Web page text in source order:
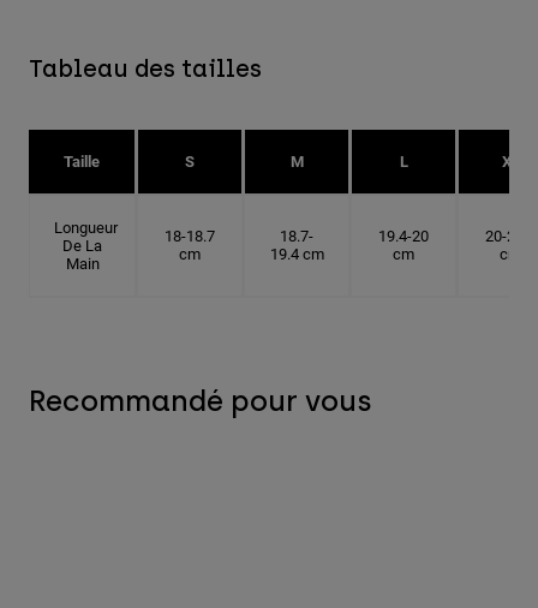
Tableau des tailles
Taille S M L XL
Longueur
De La
Main
18-18.7
cm
18.7-
19.4 cm
19.4-20
cm
20-20.6
cm
Recommandé pour vous